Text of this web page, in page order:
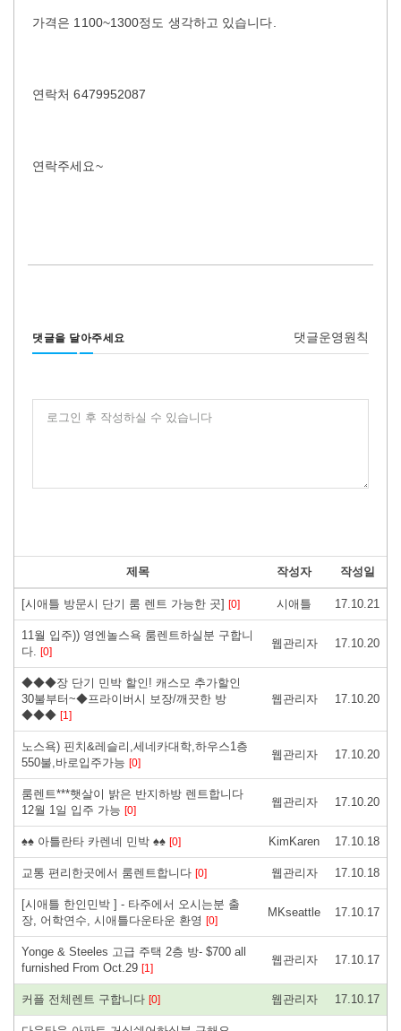
가격은 1100~1300정도 생각하고 있습니다.
연락처 6479952087
연락주세요~
댓글을 달아주세요 댓글운영원칙
로그인 후 작성하실 수 있습니다
제목 작성자 작성일
[시애틀 방문시 단기 룸 렌트 가능한 곳] [0] 시애틀 17.10.21
11월 입주)) 영엔놀스욕 룸렌트하실분 구합니
다. [0]
웹관리자 17.10.20
◆◆◆장 단기 민박 할인! 캐스모 추가할인
30불부터~◆프라이버시 보장/깨끗한 방
◆◆◆ [1]
웹관리자 17.10.20
노스욕) 핀치&레슬리,세네카대학,하우스1층
550불,바로입주가능 [0]
웹관리자 17.10.20
룸렌트***햇살이 밝은 반지하방 렌트합니다
12월 1일 입주 가능 [0]
웹관리자 17.10.20
♠♠ 아틀란타 카렌네 민박 ♠♠ [0] KimKaren 17.10.18
교통 편리한곳에서 룸렌트합니다 [0] 웹관리자 17.10.18
[시애틀 한인민박 ] - 타주에서 오시는분 출
장, 어학연수, 시애틀다운타운 환영 [0]
MKseattle 17.10.17
Yonge & Steeles 고급 주택 2층 방- $700 all
furnished From Oct.29 [1]
웹관리자 17.10.17
커플 전체렌트 구합니다 [0] 웹관리자 17.10.17